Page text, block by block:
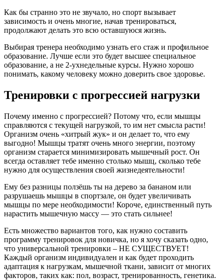
Как бы странно это не звучало, но спорт вызывает
зависимость и очень многие, начав тренироваться,
продолжают делать это всю оставшуюся жизнь.
Выбирая тренера необходимо узнать его стаж и профильное
образование. Лучше если это будет высшее специальное
образование, а не 2-ухнедельные курсы. Нужно хорошо
понимать, какому человеку можно доверить свое здоровье.
Тренировки с прогрессией нагрузки
Почему именно с прогрессией? Потому что, если мышцы
справляются с текущей нагрузкой, то им нет смысла расти!
Организм очень «хитрый жук» и он делает то, что ему
выгодно! Мышцы тратят очень много энергии, поэтому
организм старается минимизировать мышечный рост. Он
всегда оставляет тебе именно столько мышц, сколько тебе
нужно для осуществления своей жизнедеятельности!
Ему без разницы ползёшь ты на дерево за бананом или
разрушаешь мышцы в спортзале, он будет увеличивать
мышцы по мере необходимости! Короче, единственный путь
нарастить мышечную массу — это стать сильнее!
Есть множество вариантов того, как нужно составить
программу тренировок для новичка, но я хочу сказать одно,
что универсальной тренировки – НЕ СУЩЕСТВУЕТ!
Каждый организм индивидуален и как будет проходить
адаптация к нагрузкам, мышечной ткани, зависит от многих
факторов, таких как: пол, возраст, тренированность, генетика.